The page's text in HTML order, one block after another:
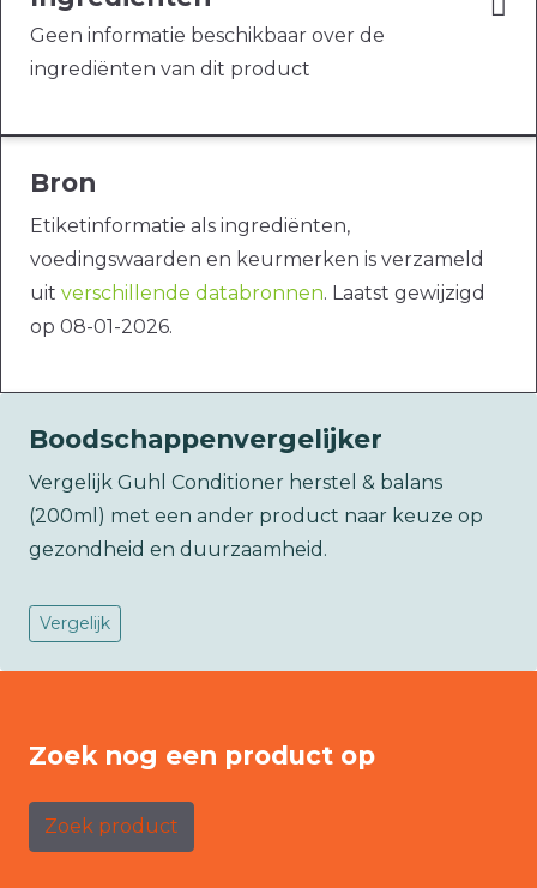
Geen informatie beschikbaar over de
ingrediënten van dit product
Bron
Etiketinformatie als ingrediënten,
voedingswaarden en keurmerken is verzameld
uit verschillende databronnen. Laatst gewijzigd
op 08-01-2026.
Boodschappenvergelijker
Vergelijk Guhl Conditioner herstel & balans
(200ml) met een ander product naar keuze op
gezondheid en duurzaamheid.
Vergelijk
Zoek nog een product op
Zoek product